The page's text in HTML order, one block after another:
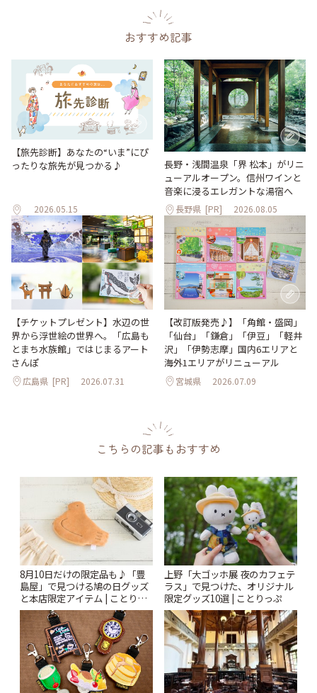
おすすめ記事
【旅先診断】あなたの“いま”にぴ
ったりな旅先が見つかる♪
2026.05.15
長野・浅間温泉「界 松本」がリニ
ューアルオープン。信州ワインと
音楽に浸るエレガントな湯宿へ
長野県 [PR] 2026.08.05
【チケットプレゼント】水辺の世
界から浮世絵の世界へ。「広島も
とまち水族館」ではじまるアート
さんぽ
広島県 [PR] 2026.07.31
【改訂版発売♪】「角館・盛岡」
「仙台」「鎌倉」「伊豆」「軽井
沢」「伊勢志摩」国内6エリアと
海外1エリアがリニューアル
宮城県 2026.07.09
こちらの記事もおすすめ
8月10日だけの限定品も♪「豊
島屋」で見つける鳩の日グッズ
と本店限定アイテム | ことりっ
ぷ
上野「大ゴッホ展 夜のカフェテ
ラス」で見つけた、オリジナル
限定グッズ10選 | ことりっぷ